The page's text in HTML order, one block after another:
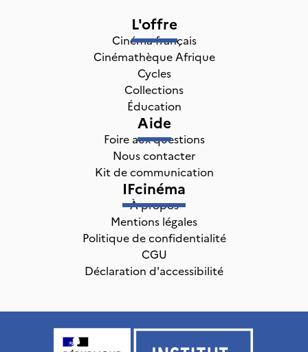
L'offre
Cinéma français
Cinémathèque Afrique
Cycles
Collections
Éducation
Aide
Foire aux questions
Nous contacter
Kit de communication
IFcinéma
À propos
Mentions légales
Politique de confidentialité
CGU
Déclaration d'accessibilité